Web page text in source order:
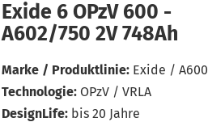
Konto erstellen
Passwort vergessen?
Exide 6 OPzV 600 -
A602/750 2V 748Ah
Marke / Produktlinie: Exide / A600
Technologie: OPzV / VRLA
DesignLife: bis 20 Jahre